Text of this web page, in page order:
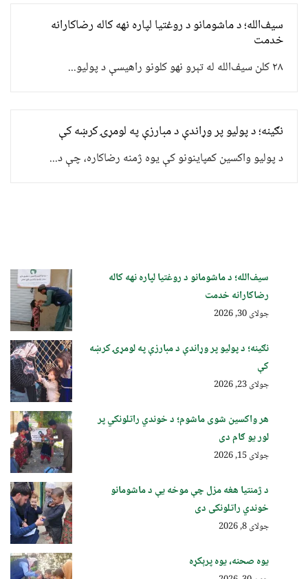
سیف‌الله؛ د ماشومانو د روغتیا لپاره نهه کاله رضاکارانه
خدمت
۲۸ کلن سیف‌الله له تېرو نهو کلونو راهیسې د پولیو...
نګینه؛ د پولیو پر وړاندې د مبارزې په لومړۍ کرښه کې
د پولیو واکسین کمپاینونو کې یوه ژمنه رضاکاره، چې د...
سیف‌الله؛ د ماشومانو د روغتیا لپاره نهه کاله
رضاکارانه خدمت
جولای 30, 2026
نګینه؛ د پولیو پر وړاندې د مبارزې په لومړۍ کرښه
کې
جولای 23, 2026
هر واکسین شوی ماشوم؛ د خوندي راتلونکي پر
لور یو ګام دی
جولای 15, 2026
د ژمنتیا هغه مزل چې موخه یې د ماشومانو
خوندي راتلونکی دی
جولای 8, 2026
یوه صحنه، یوه پرېکړه